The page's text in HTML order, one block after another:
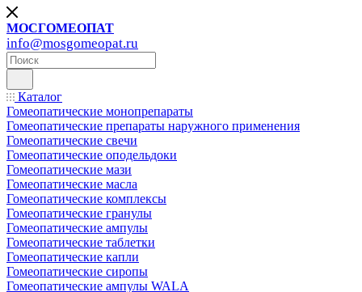
МОСГОМЕОПАТ
info@mosgomeopat.ru
Каталог
Гомеопатические монопрепараты
Гомеопатические препараты наружного применения
Гомеопатические свечи
Гомеопатические оподельдоки
Гомеопатические мази
Гомеопатические масла
Гомеопатические комплексы
Гомеопатические гранулы
Гомеопатические ампулы
Гомеопатические таблетки
Гомеопатические капли
Гомеопатические сиропы
Гомеопатические ампулы WALA